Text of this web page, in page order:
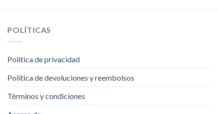
POLÍTICAS
Politica de privacidad
Política de devoluciones y reembolsos
Términos y condiciones